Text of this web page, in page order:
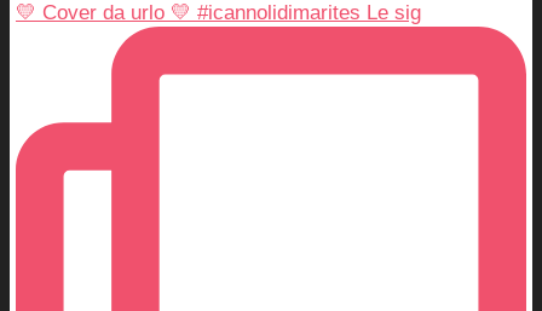
💛 Cover da urlo 💛 #icannolidimarites Le sig